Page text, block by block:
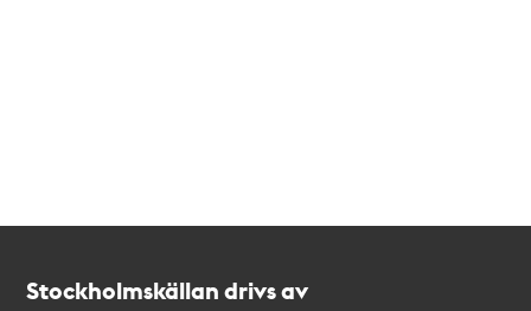
Stockholmskällan drivs av